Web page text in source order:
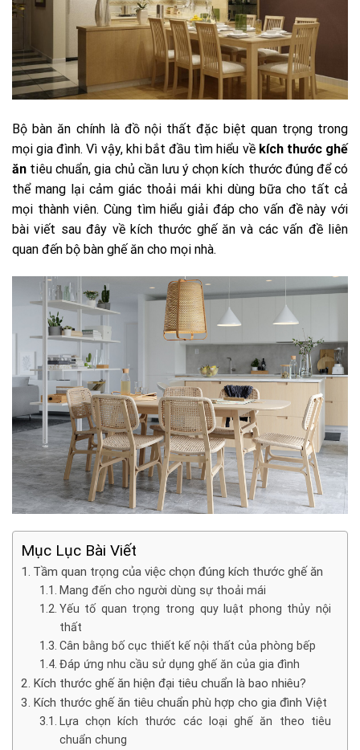
Bộ bàn ăn chính là đồ nội thất đặc biệt quan trọng trong
mọi gia đình. Vì vậy, khi bắt đầu tìm hiểu về kích thước ghế
ăn tiêu chuẩn, gia chủ cần lưu ý chọn kích thước đúng để có
thể mang lại cảm giác thoải mái khi dùng bữa cho tất cả
mọi thành viên. Cùng tìm hiểu giải đáp cho vấn đề này với
bài viết sau đây về kích thước ghế ăn và các vấn đề liên
quan đến bộ bàn ghế ăn cho mọi nhà.
Mục Lục Bài Viết
Tầm quan trọng của việc chọn đúng kích thước ghế ăn
Mang đến cho người dùng sự thoải mái
Yếu tố quan trọng trong quy luật phong thủy nội
thất
Cân bằng bố cục thiết kế nội thất của phòng bếp
Đáp ứng nhu cầu sử dụng ghế ăn của gia đình
Kích thước ghế ăn hiện đại tiêu chuẩn là bao nhiêu?
Kích thước ghế ăn tiêu chuẩn phù hợp cho gia đình Việt
Lựa chọn kích thước các loại ghế ăn theo tiêu
chuẩn chung